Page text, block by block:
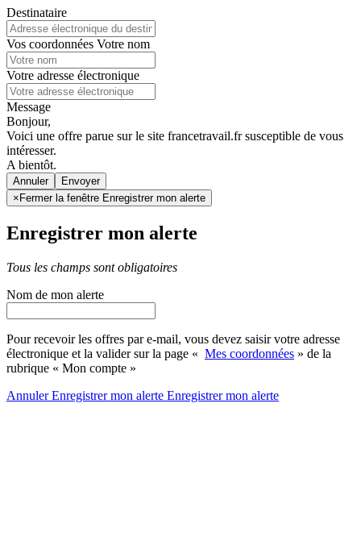
Destinataire
Vos coordonnées Votre nom
Votre adresse électronique
Message
Bonjour,
Voici une offre parue sur le site francetravail.fr susceptible de vous
intéresser.
A bientôt.
Annuler
× Fermer la fenêtre Enregistrer mon alerte
Enregistrer mon alerte
Tous les champs sont obligatoires
Nom de mon alerte
Pour recevoir les offres par e-mail, vous devez saisir votre adresse
électronique et la valider sur la page « Mes coordonnées » de la
rubrique « Mon compte »
AnnulerEnregistrer mon alerte Enregistrermon alerte